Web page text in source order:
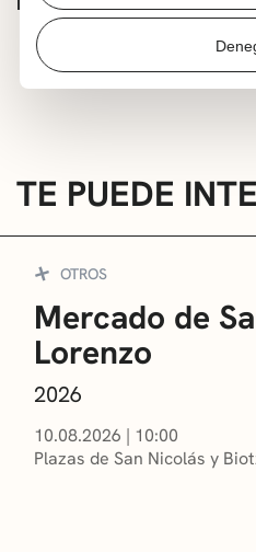
TE PUEDE
OTROS
Mercado de
Lorenzo
2026
10.08.2026 | 10:00
Plazas de San Nicolás y